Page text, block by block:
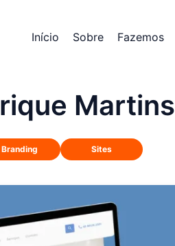
Início Sobre Fazemos
Martins
Branding Sites